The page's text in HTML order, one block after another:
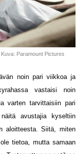
Paramount Pictures
noin pari viikkoa ja
vastaisi noin
varten tarvittaisiin pari
avustajia kyseltiin
aloitteesta. Siitä, miten
tietoa, mutta samaan